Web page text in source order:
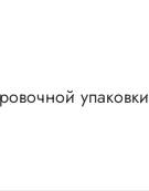
упаковки